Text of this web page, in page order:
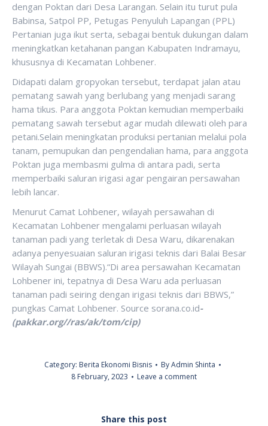
dengan Poktan dari Desa Larangan. Selain itu turut pula
Babinsa, Satpol PP, Petugas Penyuluh Lapangan (PPL)
Pertanian juga ikut serta, sebagai bentuk dukungan dalam
meningkatkan ketahanan pangan Kabupaten Indramayu,
khususnya di Kecamatan Lohbener.
Didapati dalam gropyokan tersebut, terdapat jalan atau
pematang sawah yang berlubang yang menjadi sarang
hama tikus. Para anggota Poktan kemudian memperbaiki
pematang sawah tersebut agar mudah dilewati oleh para
petani.Selain meningkatan produksi pertanian melalui pola
tanam, pemupukan dan pengendalian hama, para anggota
Poktan juga membasmi gulma di antara padi, serta
memperbaiki saluran irigasi agar pengairan persawahan
lebih lancar.
Menurut Camat Lohbener, wilayah persawahan di
Kecamatan Lohbener mengalami perluasan wilayah
tanaman padi yang terletak di Desa Waru, dikarenakan
adanya penyesuaian saluran irigasi teknis dari Balai Besar
Wilayah Sungai (BBWS).“Di area persawahan Kecamatan
Lohbener ini, tepatnya di Desa Waru ada perluasan
tanaman padi seiring dengan irigasi teknis dari BBWS,”
pungkas Camat Lohbener. Source sorana.co.id-
(pakkar.org//ras/ak/tom/cip)
Category: Berita Ekonomi Bisnis ByAdmin Shinta
8 February, 2023
Leave a comment
Share this post